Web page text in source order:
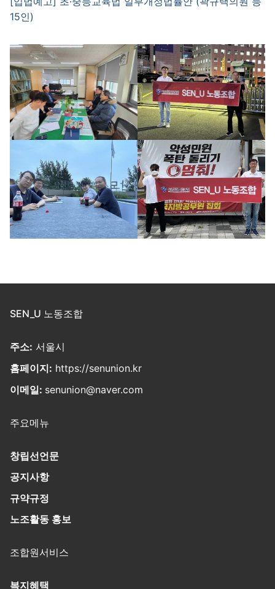
15인)
SEN_U 노동조합
주소: 서울시
홈페이지: https://senunion.kr
이메일: senunion@naver.com
주요메뉴
창립선언문
공지사항
규약규정
노조활동 홍보
조합원서비스
복지혜택